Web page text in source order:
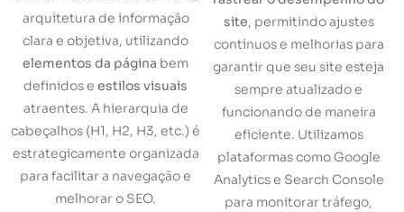
arquitetura de informação
clara e objetiva, utilizando
elementos da página bem
definidos e estilos visuais
atraentes. A hierarquia de
cabeçalhos (H1, H2, H3, etc.) é
estrategicamente organizada
para facilitar a navegação e
melhorar o SEO.
site, permitindo ajustes
contínuos e melhorias para
garantir que seu site esteja
sempre atualizado e
funcionando de maneira
eficiente. Utilizamos
plataformas como Google
Analytics e Search Console
para monitorar tráfego,